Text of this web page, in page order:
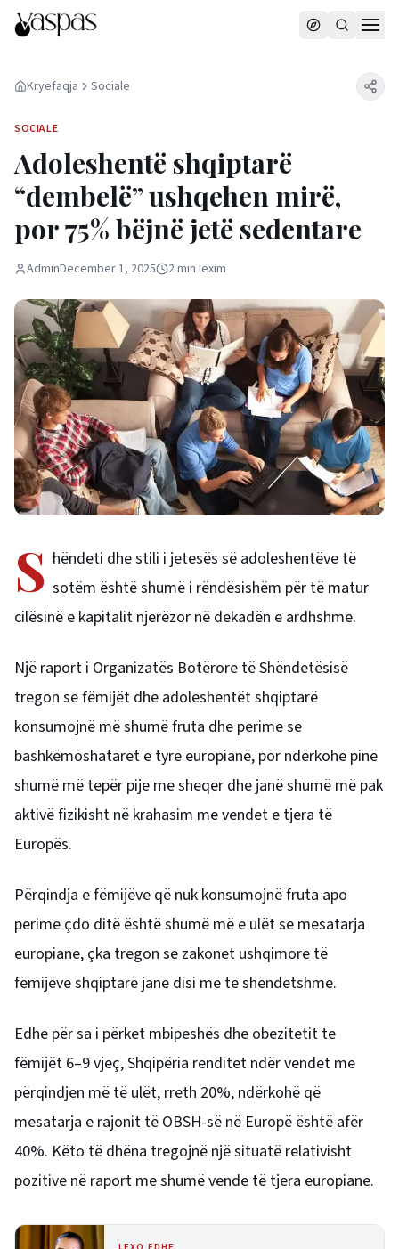
Kryefaqja Sociale
SOCIALE
Adoleshentë shqiptarë
“dembelë” ushqehen mirë,
por 75% bëjnë jetë sedentare
AdminDecember 1, 2025 2min lexim
S hëndeti dhe stili i jetesës së adoleshentëve të
sotëm është shumë i rëndësishëm për të matur
cilësinë e kapitalit njerëzor në dekadën e ardhshme.
Një raport i Organizatës Botërore të Shëndetësisë
tregon se fëmijët dhe adoleshentët shqiptarë
konsumojnë më shumë fruta dhe perime se
bashkëmoshatarët e tyre europianë, por ndërkohë pinë
shumë më tepër pije me sheqer dhe janë shumë më pak
aktivë fizikisht në krahasim me vendet e tjera të
Europës.
Përqindja e fëmijëve që nuk konsumojnë fruta apo
perime çdo ditë është shumë më e ulët se mesatarja
europiane, çka tregon se zakonet ushqimore të
fëmijëve shqiptarë janë disi më të shëndetshme.
Edhe për sa i përket mbipeshës dhe obezitetit te
fëmijët 6–9 vjeç, Shqipëria renditet ndër vendet me
përqindjen më të ulët, rreth 20%, ndërkohë që
mesatarja e rajonit të OBSH-së në Europë është afër
40%. Këto të dhëna tregojnë një situatë relativisht
pozitive në raport me shumë vende të tjera europiane.